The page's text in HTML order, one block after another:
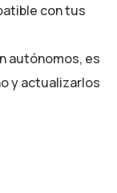
con tus
autónomos, es
y actualizarlos